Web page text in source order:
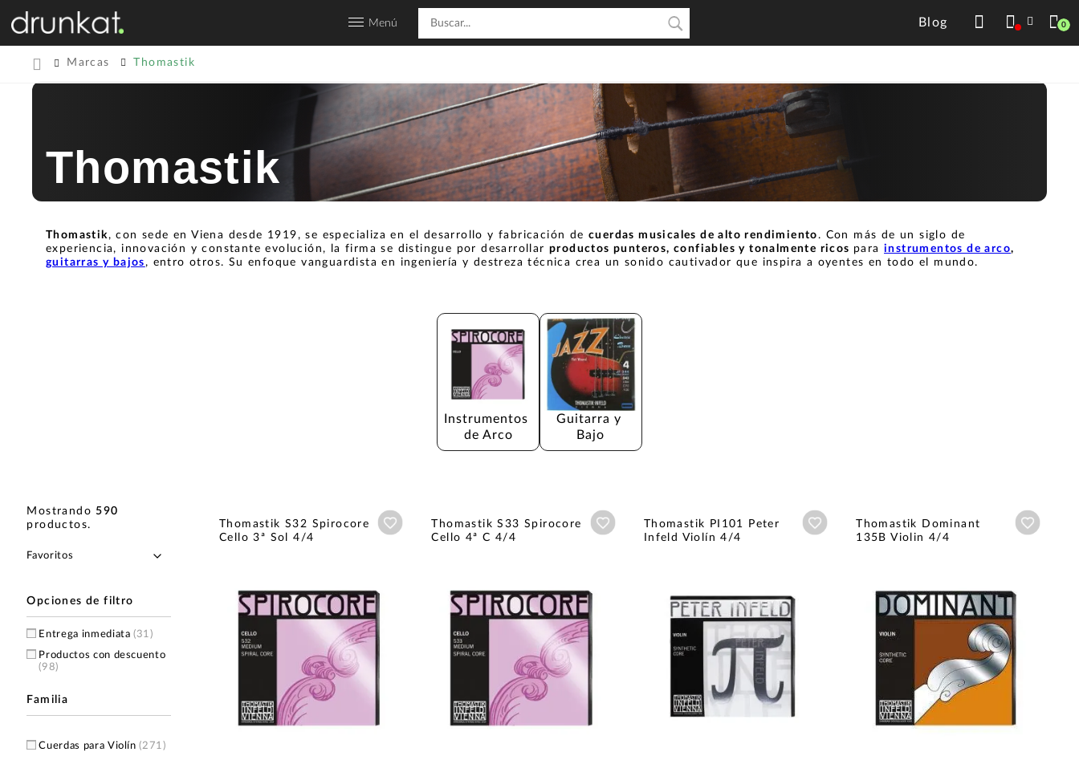
Menú Blog 0
Marcas Thomastik
Thomastik
Thomastik, con sede en Viena desde 1919, se especializa en el desarrollo y fabricación decuerdas musicales de alto rendimiento. Con más de un siglo de
experiencia, innovación y constante evolución, la firma se distingue por desarrollarproductos punteros, confiables y tonalmente ricos para instrumentos de arco,
guitarras y bajos, entro otros. Su enfoque vanguardista en ingeniería y destreza técnica crea un sonido cautivador que inspira a oyentes en todo el mundo.
Instrumentos
de Arco
Guitarra y
Bajo
Mostrando 590
productos.
Opciones de filtro
Entrega inmediata(31)
Productos con descuento
(98)
Familia
Cuerdas para Violín(271)
Thomastik S32 Spirocore
Cello 3ª Sol 4/4
Añadir a wishlist
Thomastik S33 Spirocore
Cello 4ª C 4/4
Añadir a wishlist
Thomastik PI101 Peter
Infeld Violín 4/4
Añadir a wishlist
Thomastik Dominant
135B Violin 4/4